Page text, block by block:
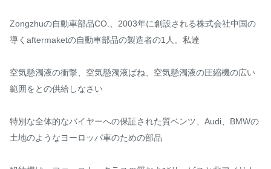
Zongzhuの自動車部品CO.、2003年に創設される株式会社中国の
導くaftermaketの自動車部品の製造者の1人。私達
空気懸濁液の衝撃、空気懸濁液ばね、空気懸濁液の圧縮機の広い
範囲をとの供給しなさい
特別な全体的なバイヤーへの保証された質ベンツ、Audi、BMWの
土地のようなヨーロッパ車のための部品